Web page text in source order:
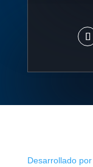
Desarrollado por